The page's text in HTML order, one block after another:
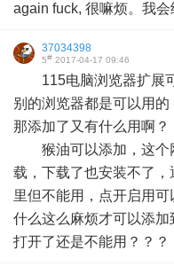
again fuck, 很嘛烦。我
37034398
5# 2017-04-17 09:46
115电脑浏览器扩展
别的浏览器都是可以用
那添加了又有什么用啊？
猴油可以添加，这
载，下载了也安装不了
里但不能用，点开启用
什么这么麻烦才可以添
打开了还是不能用？？？